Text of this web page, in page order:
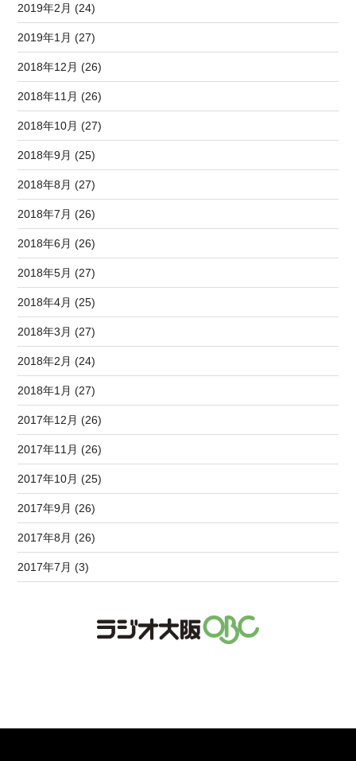
2019年2月 (24)
2019年1月 (27)
2018年12月 (26)
2018年11月 (26)
2018年10月 (27)
2018年9月 (25)
2018年8月 (27)
2018年7月 (26)
2018年6月 (26)
2018年5月 (27)
2018年4月 (25)
2018年3月 (27)
2018年2月 (24)
2018年1月 (27)
2017年12月 (26)
2017年11月 (26)
2017年10月 (25)
2017年9月 (26)
2017年8月 (26)
2017年7月 (3)